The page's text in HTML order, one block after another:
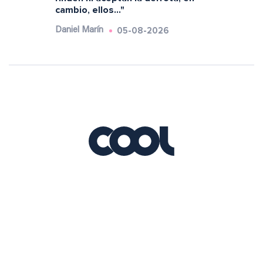
cambio, ellos..."
Daniel Marín 05-08-2026